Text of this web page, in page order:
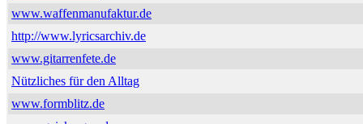
www.waffenmanufaktur.de
http://www.lyricsarchiv.de
www.gitarrenfete.de
Nützliches für den Alltag
www.formblitz.de